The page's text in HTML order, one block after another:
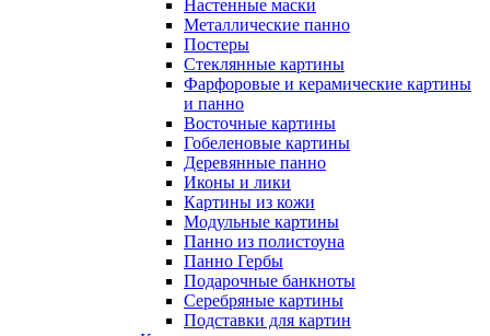
Настенные маски
Металлические панно
Постеры
Стеклянные картины
Фарфоровые и керамические картины
и панно
Восточные картины
Гобеленовые картины
Деревянные панно
Иконы и лики
Картины из кожи
Модульные картины
Панно из полистоуна
Панно Гербы
Подарочные банкноты
Серебряные картины
Подставки для картин